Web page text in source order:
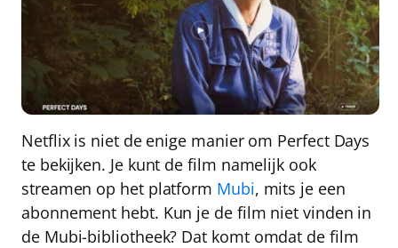
Netflix is niet de enige manier om Perfect Days
te bekijken. Je kunt de film namelijk ook
streamen op het platform Mubi, mits je een
abonnement hebt. Kun je de film niet vinden in
de Mubi-bibliotheek? Dat komt omdat de film